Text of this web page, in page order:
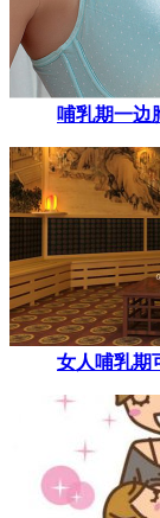
哺乳期一边
女人哺乳期